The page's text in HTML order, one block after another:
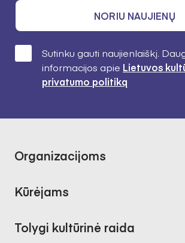
NORIU NAUJIENŲ
Sutinku gauti naujienlaiškį.
informacijos apie Lietuvos
privatumo politiką
Organizacijoms
Kūrėjams
Tolygi kultūrinė raida